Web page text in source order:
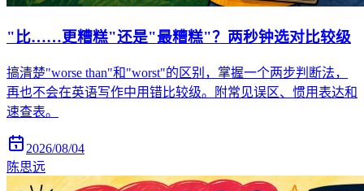
"比……更糟糕"还是"最糟糕"？两秒钟选对比较级
搞清楚"worse than"和"worst"的区别，掌握一个两步判断法，
再也不会在英语写作中用错比较级。附常见误区、惯用表达和
速查表。
2026/08/04
陈思远